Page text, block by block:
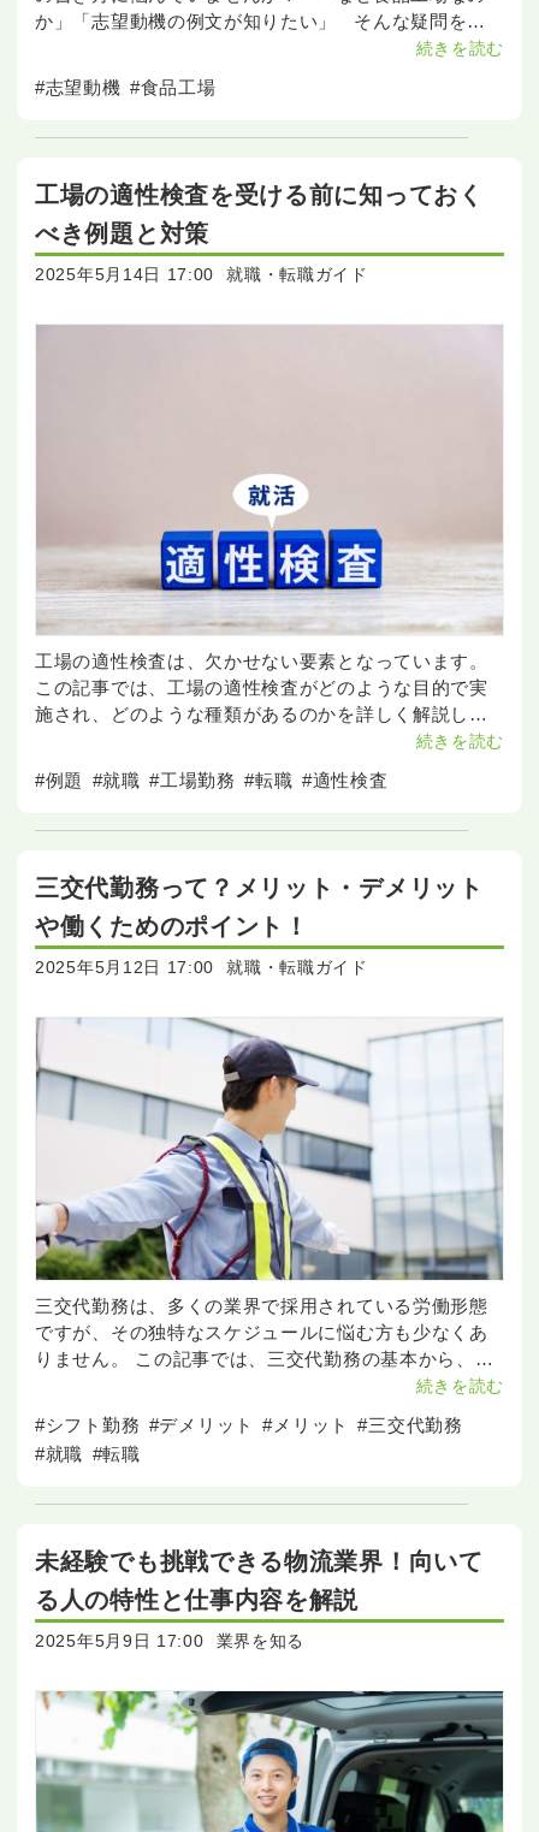
か」「志望動機の例文が知りたい」 そんな疑問を抱
#志望動機 #食品工場
続きを読む
工場の適性検査を受ける前に知っておく
べき例題と対策
2025年5月14日 17:00 就職・転職ガイド
工場の適性検査は、欠かせない要素となっています。
この記事では、工場の適性検査がどのような目的で実
施され、どのような種類があるのかを詳しく解説しま
査を受ける前にどのような準備や対策が必要
#例題 #就職 #工場勤務 #転職 #適性検査
続きを読む
三交代勤務って？メリット・デメリット
や働くためのポイント！
2025年5月12日 17:00 就職・転職ガイド
三交代勤務は、多くの業界で採用されている労働形態
ですが、その独特なスケジュールに悩む方も少なくあ
りません。 この記事では、三交代勤務の基本から、そ
#シフト勤務 #デメリット #メリット
#三交代勤務
#就職 #転職
続きを読む
未経験でも挑戦できる物流業界！向いて
る人の特性と仕事内容を解説
2025年5月9日 17:00 業界を知る